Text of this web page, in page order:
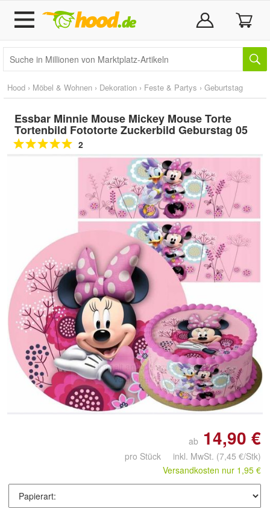
Hood › Möbel & Wohnen › Dekoration › Feste & Partys › Geburtstag
Essbar Minnie Mouse Mickey Mouse Torte
Tortenbild Fototorte Zuckerbild Geburstag 05
2
Doppelt antippen zum
vergrößern
ab 14,90 €
pro Stück inkl. MwSt. (7,45 €/Stk)
Versandkosten nur 1,95 €